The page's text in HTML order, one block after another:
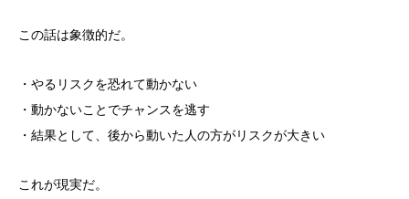
この話は象徴的だ。
・やるリスクを恐れて動かない
・動かないことでチャンスを逃す
・結果として、後から動いた人の方がリスクが大きい
これが現実だ。